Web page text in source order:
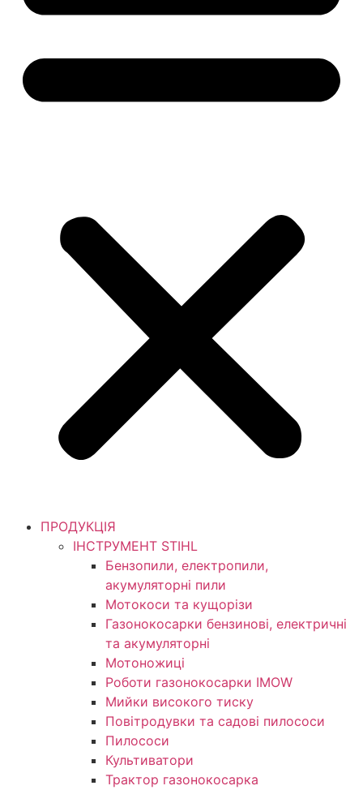
ПРОДУКЦІЯ
ІНСТРУМЕНТ STIHL
Бензопили, електропили,
акумуляторні пили
Мотокоси та кущорізи
Газонокосарки бензинові, електричні
та акумуляторні
Мотоножиці
Роботи газонокосарки IMOW
Мийки високого тиску
Повітродувки та садові пилососи
Пилососи
Культиватори
Трактор газонокосарка